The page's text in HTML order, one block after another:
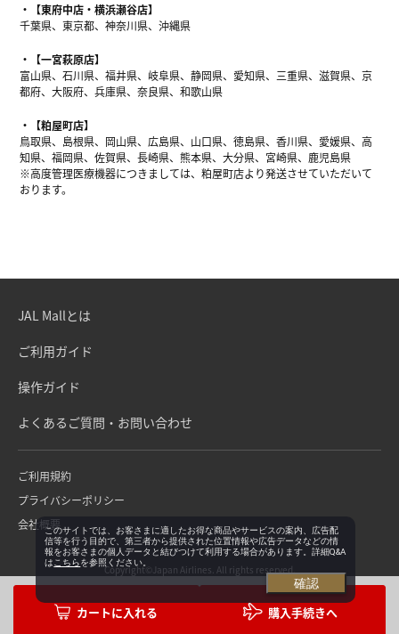
購入手続きへ
【東府中店・横浜瀬谷店】
千葉県、東京都、神奈川県、沖縄県
【一宮萩原店】
富山県、石川県、福井県、岐阜県、静岡県、愛知県、三重県、滋賀県、京
都府、大阪府、兵庫県、奈良県、和歌山県
【粕屋町店】
鳥取県、島根県、岡山県、広島県、山口県、徳島県、香川県、愛媛県、高
知県、福岡県、佐賀県、長崎県、熊本県、大分県、宮崎県、鹿児島県
※高度管理医療機器につきましては、粕屋町店より発送させていただいて
おります。
JAL Mallとは
ご利用ガイド
操作ガイド
よくあるご質問・お問い合わせ
ご利用規約
プライバシーポリシー
会社概要
Copyright©Japan Airlines. All rights reserved.
このサイトでは、お客さまに適したお得な商品やサービスの案内、広告配
信等を行う目的で、第三者から提供された位置情報や広告データなどの情
報をお客さまの個人データと結びつけて利用する場合があります。詳細Q&A
は こちらを参照ください。
確認